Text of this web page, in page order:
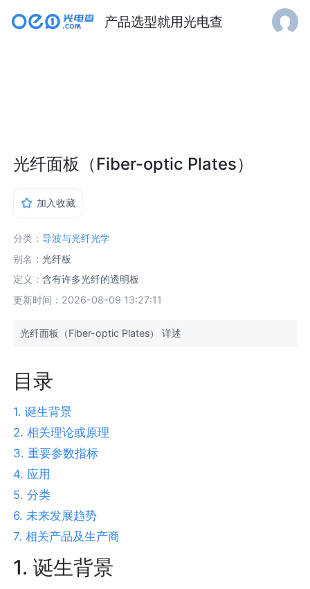
产品选型就用光电查
光纤面板（Fiber-optic Plates）
加入收藏
分类：导波与光纤光学
别名：光纤板
定义：含有许多光纤的透明板
更新时间：2026-08-09 13:27:11
光纤面板（Fiber-optic Plates） 详述
目录
1. 诞生背景
2. 相关理论或原理
3. 重要参数指标
4. 应用
5. 分类
6. 未来发展趋势
7. 相关产品及生产商
1. 诞生背景